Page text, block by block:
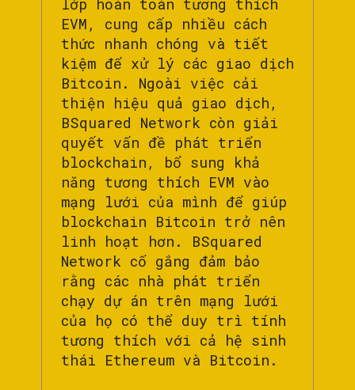
lớp hoàn toàn tương thích
EVM, cung cấp nhiều cách
thức nhanh chóng và tiết
kiệm để xử lý các giao dịch
Bitcoin. Ngoài việc cải
thiện hiệu quả giao dịch,
BSquared Network còn giải
quyết vấn đề phát triển
blockchain, bổ sung khả
năng tương thích EVM vào
mạng lưới của mình để giúp
blockchain Bitcoin trở nên
linh hoạt hơn. BSquared
Network cố gắng đảm bảo
rằng các nhà phát triển
chạy dự án trên mạng lưới
của họ có thể duy trì tính
tương thích với cả hệ sinh
thái Ethereum và Bitcoin.